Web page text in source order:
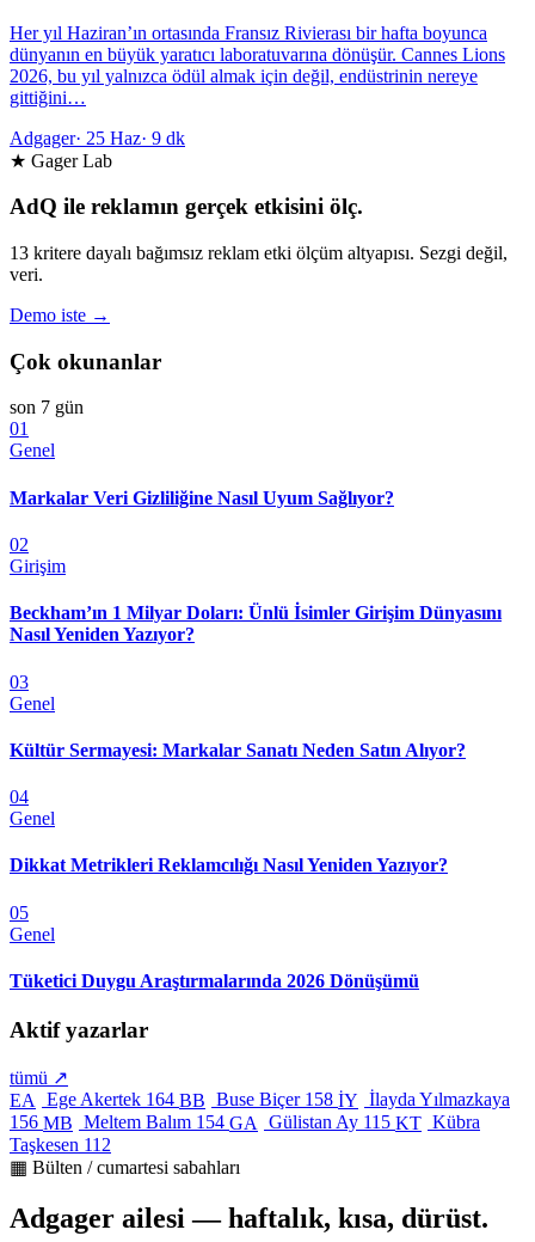
Her yıl Haziran’ın ortasında Fransız Rivierası bir hafta boyunca
dünyanın en büyük yaratıcı laboratuvarına dönüşür. Cannes Lions
2026, bu yıl yalnızca ödül almak için değil, endüstrinin nereye
gittiğini…
Adgager· 25 Haz· 9 dk
★ Gager Lab
AdQ ile reklamın gerçek etkisini ölç.
13 kritere dayalı bağımsız reklam etki ölçüm altyapısı. Sezgi değil,
veri.
Demo iste →
Çok okunanlar
son 7 gün
01
Genel
Markalar Veri Gizliliğine Nasıl Uyum Sağlıyor?
02
Girişim
Beckham’ın 1 Milyar Doları: Ünlü İsimler Girişim Dünyasını
Nasıl Yeniden Yazıyor?
03
Genel
Kültür Sermayesi: Markalar Sanatı Neden Satın Alıyor?
04
Genel
Dikkat Metrikleri Reklamcılığı Nasıl Yeniden Yazıyor?
05
Genel
Tüketici Duygu Araştırmalarında 2026 Dönüşümü
Aktif yazarlar
tümü ↗
EA
Ege Akertek 164 BB Buse Biçer 158 İY İlayda Yılmazkaya
156 MB Meltem Balım 154 GA Gülistan Ay 115 KT Kübra
Taşkesen 112
▦ Bülten / cumartesi sabahları
Adgager ailesi — haftalık, kısa, dürüst.